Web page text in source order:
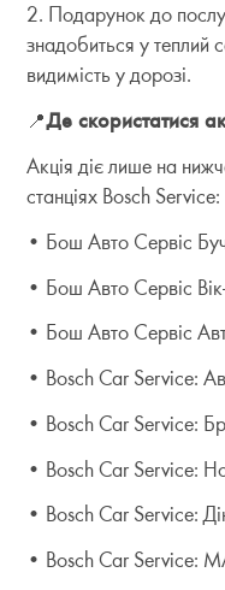
2. Подарунок до
знадобиться у теплий
видимість у дорозі.
📍Де скористатися
Акція діє лише на
станціях Bosch Service:
• Бош Авто Сервіс
• Бош Авто Сервіс
• Бош Авто Сервіс
• Bosch Car Service:
• Bosch Car Service:
• Bosch Car Service:
• Bosch Car Service:
• Bosch Car Service: